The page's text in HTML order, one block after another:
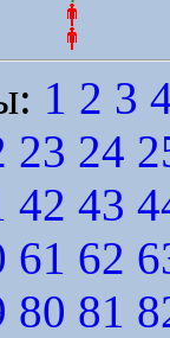
1 2 3
23 24
42 43
61 62
80 81